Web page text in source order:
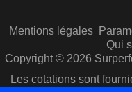
Mentions légales
Qui
Copyright © 2026
Les cotations sont